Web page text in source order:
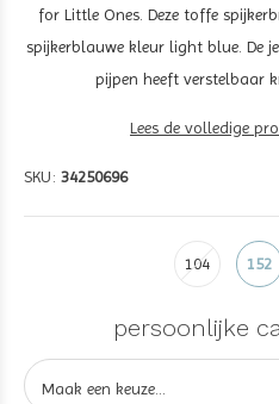
for Little Ones. Deze toffe
spijkerblauwe kleur light blue. De
pijpen heeft verstelbaar
Lees de volledige
SKU: 34250696
104 152
persoonlijke